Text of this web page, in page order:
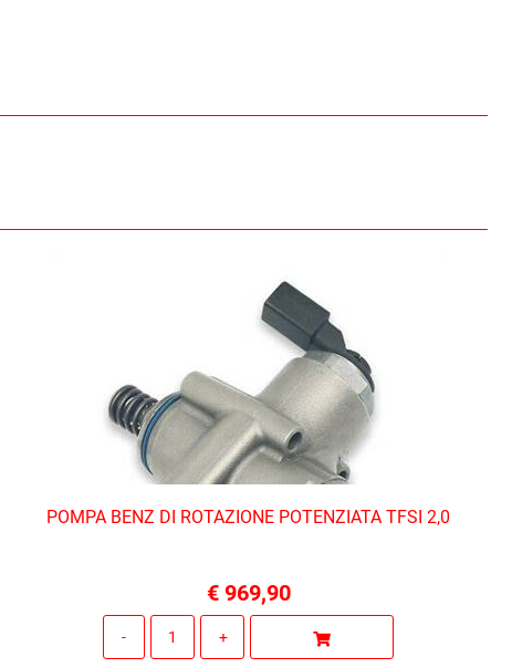
POMPA BENZ DI ROTAZIONE POTENZIATA TFSI 2,0
€ 969,90